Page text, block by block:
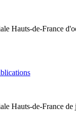
Hauts-de-France
Hauts-de-France